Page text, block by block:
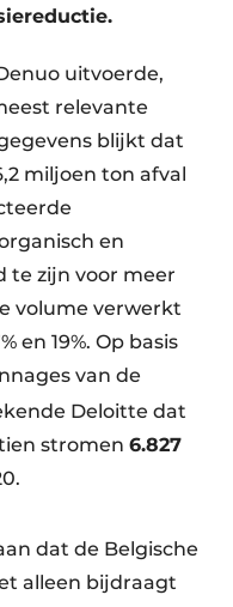
uitvoerde,
relevante
blijkt dat
miljoen ton afval
en
te zijn voor meer
volume verwerkt
en 19%. Op basis
van de
Deloitte dat
stromen 6.827
dat de Belgische
alleen bijdraagt